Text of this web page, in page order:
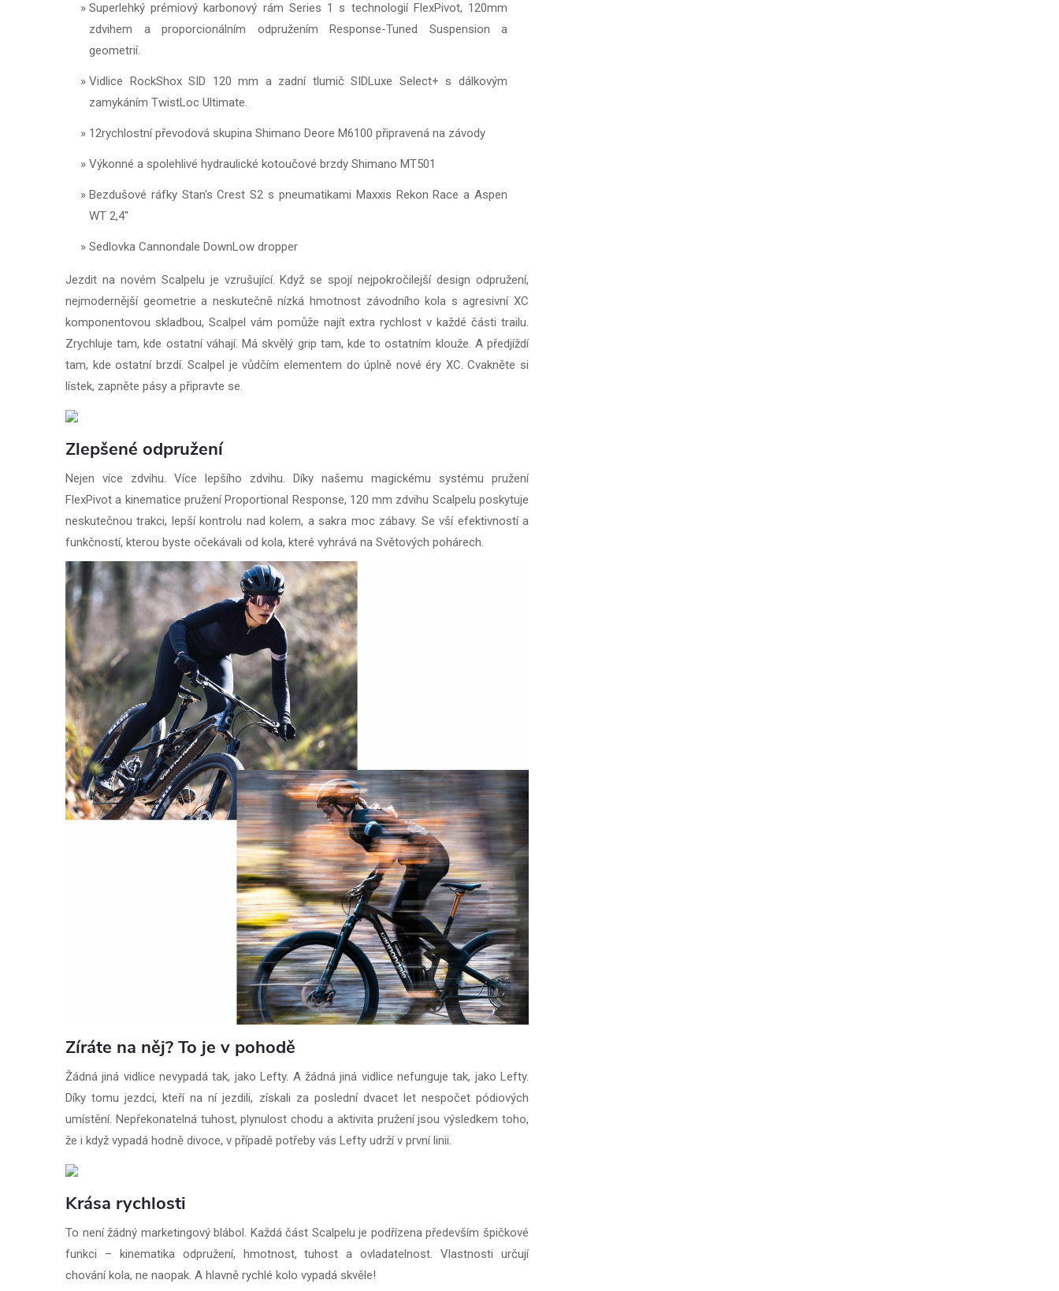
Superlehký prémiový karbonový rám Series 1 s technologií FlexPivot, 120mm
zdvihem a proporcionálním odpružením Response-Tuned Suspension a
geometrií.
Vidlice RockShox SID 120 mm a zadní tlumič SIDLuxe Select+ s dálkovým
zamykáním TwistLoc Ultimate.
12rychlostní převodová skupina Shimano Deore M6100 připravená na závody
Výkonné a spolehlivé hydraulické kotoučové brzdy Shimano MT501
Bezdušové ráfky Stan's Crest S2 s pneumatikami Maxxis Rekon Race a Aspen
WT 2,4"
Sedlovka Cannondale DownLow dropper
Jezdit na novém Scalpelu je vzrušující. Když se spojí nejpokročilejší design odpružení,
nejmodernější geometrie a neskutečně nízká hmotnost závodního kola s agresivní XC
komponentovou skladbou, Scalpel vám pomůže najít extra rychlost v každé části trailu.
Zrychluje tam, kde ostatní váhají. Má skvělý grip tam, kde to ostatním klouže. A předjíždí
tam, kde ostatní brzdí. Scalpel je vůdčím elementem do úplně nové éry XC. Cvakněte si
lístek, zapněte pásy a připravte se.
Zlepšené odpružení
Nejen více zdvihu. Více lepšího zdvihu. Díky našemu magickému systému pružení
FlexPivot a kinematice pružení Proportional Response, 120 mm zdvihu Scalpelu poskytuje
neskutečnou trakci, lepší kontrolu nad kolem, a sakra moc zábavy. Se vší efektivností a
funkčností, kterou byste očekávali od kola, které vyhrává na Světových pohárech.
Zíráte na něj? To je v pohodě
Žádná jiná vidlice nevypadá tak, jako Lefty. A žádná jiná vidlice nefunguje tak, jako Lefty.
Díky tomu jezdci, kteří na ní jezdili, získali za poslední dvacet let nespočet pódiových
umístění. Nepřekonatelná tuhost, plynulost chodu a aktivita pružení jsou výsledkem toho,
že i když vypadá hodně divoce, v případě potřeby vás Lefty udrží v první linii.
Krása rychlosti
To není žádný marketingový blábol. Každá část Scalpelu je podřízena především špičkové
funkci – kinematika odpružení, hmotnost, tuhost a ovladatelnost. Vlastnosti určují
chování kola, ne naopak. A hlavně rychlé kolo vypadá skvěle!